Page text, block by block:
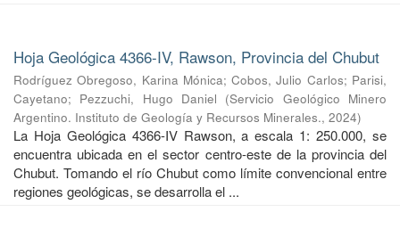
Hoja Geológica 4366-IV, Rawson, Provincia del Chubut
Rodríguez Obregoso, Karina Mónica;Cobos, Julio Carlos; Parisi,
Cayetano; Pezzuchi, Hugo Daniel (Servicio Geológico Minero
Argentino. Instituto de Geología y Recursos Minerales., 2024)
La Hoja Geológica 4366-IV Rawson, a escala 1: 250.000, se
encuentra ubicada en el sector centro-este de la provincia del
Chubut. Tomando el río Chubut como límite convencional entre
regiones geológicas, se desarrolla el ...